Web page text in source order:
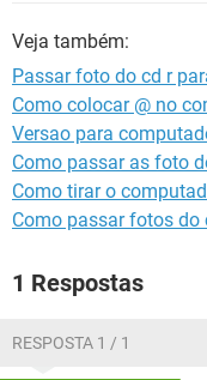
Veja também:
Passar foto do cd r
Como colocar @ no
Versao para
Como passar as foto
Como tirar o
Como passar fotos do
1 Respostas
RESPOSTA 1 / 1